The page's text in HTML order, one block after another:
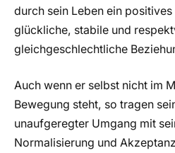
durch sein Leben ein
glückliche, stabile und
gleichgeschlechtliche
Auch wenn er selbst nicht im
Bewegung steht, so tragen
unaufgeregter Umgang mit
Normalisierung und